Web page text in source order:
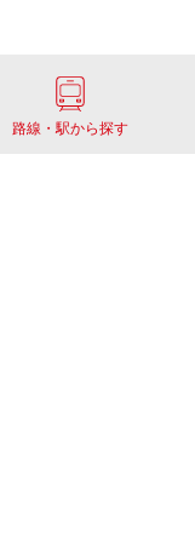
路線・駅から探す